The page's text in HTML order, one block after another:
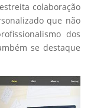
colaboração
que não
dos
se destaque